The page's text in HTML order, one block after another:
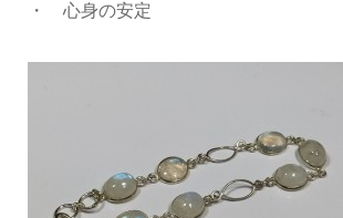
・ 心身の安定